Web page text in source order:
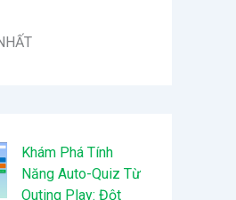
Khám Phá Tính
Năng Auto-Quiz Từ
Outing Play: Đột